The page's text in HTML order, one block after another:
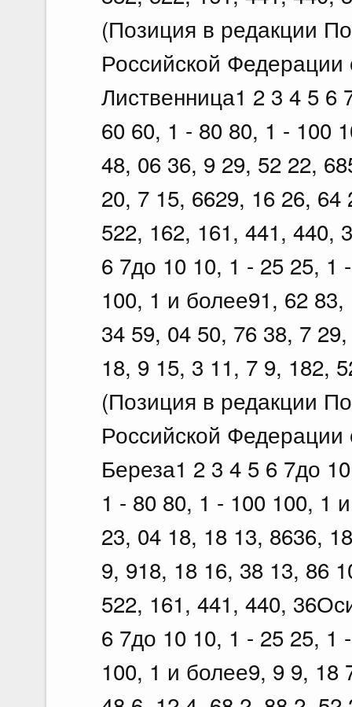
(Позиция в редакции
Российской
Лиственница1 2 3 4 5 6
60 60, 1 - 80 80, 1 - 100
48, 06 36, 9 29, 52 22,
20, 7 15, 6629, 16 26,
522, 162, 161, 441, 440,
6 7до 10 10, 1 - 25 25, 1
100, 1 и более91, 62
34 59, 04 50, 76 38, 7
18, 9 15, 3 11, 7 9, 182,
(Позиция в редакции
Российской
Береза1 2 3 4 5 6 7до
1 - 80 80, 1 - 100 100, 1
23, 04 18, 18 13, 8636,
9, 918, 18 16, 38 13, 86
522, 161, 441, 440,
6 7до 10 10, 1 - 25 25, 1
100, 1 и более9, 9 9, 18